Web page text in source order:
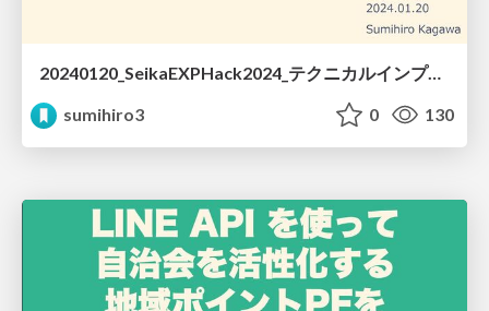
20240120_SeikaEXPHack2024_テクニカルインプット.pdf
sumihiro3
0 130